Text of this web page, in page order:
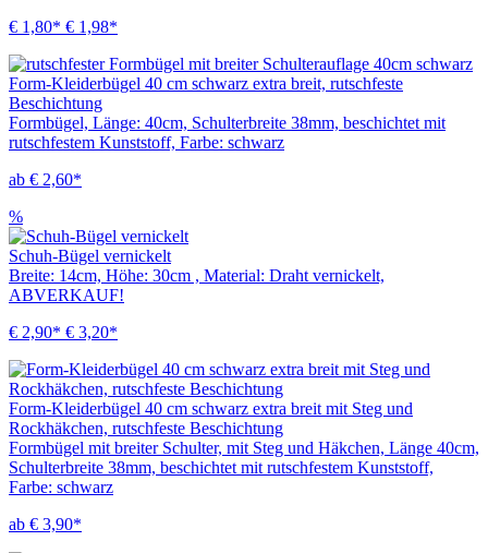
€ 1,80* € 1,98*
Form-Kleiderbügel 40 cm schwarz extra breit, rutschfeste
Beschichtung
Formbügel, Länge: 40cm, Schulterbreite 38mm, beschichtet mit
rutschfestem Kunststoff, Farbe: schwarz
ab € 2,60*
%
Schuh-Bügel vernickelt
Breite: 14cm, Höhe: 30cm , Material: Draht vernickelt,
ABVERKAUF!
€ 2,90* € 3,20*
Form-Kleiderbügel 40 cm schwarz extra breit mit Steg und
Rockhäkchen, rutschfeste Beschichtung
Formbügel mit breiter Schulter, mit Steg und Häkchen, Länge 40cm,
Schulterbreite 38mm, beschichtet mit rutschfestem Kunststoff,
Farbe: schwarz
ab € 3,90*